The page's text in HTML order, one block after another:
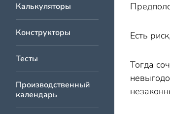
Калькуляторы
Конструкторы
Тесты
Производственный
календарь
Есть
Тогда